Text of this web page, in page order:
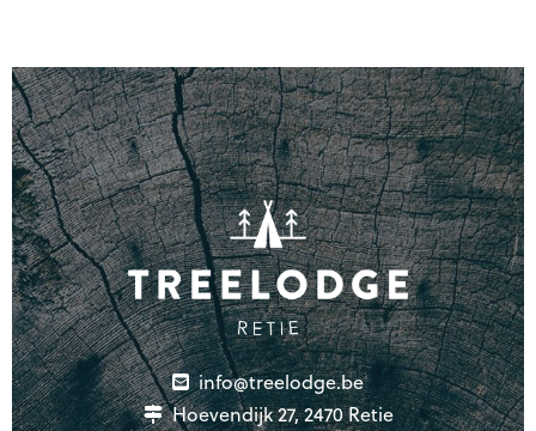
info@treelodge.be
Hoevendijk 27, 2470 Retie